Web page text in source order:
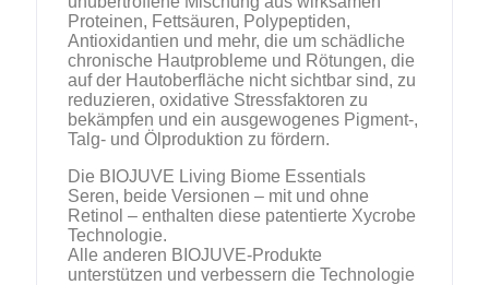
Proteinen, Fettsäuren, Polypeptiden,
Antioxidantien und mehr, die um schädliche
chronische Hautprobleme und Rötungen, die
auf der Hautoberfläche nicht sichtbar sind, zu
reduzieren, oxidative Stressfaktoren zu
bekämpfen und ein ausgewogenes Pigment-,
Talg- und Ölproduktion zu fördern.
Die BIOJUVE Living Biome Essentials
Seren, beide Versionen – mit und ohne
Retinol – enthalten diese patentierte Xycrobe
Technologie.
Alle anderen BIOJUVE-Produkte
unterstützen und verbessern die Technologie